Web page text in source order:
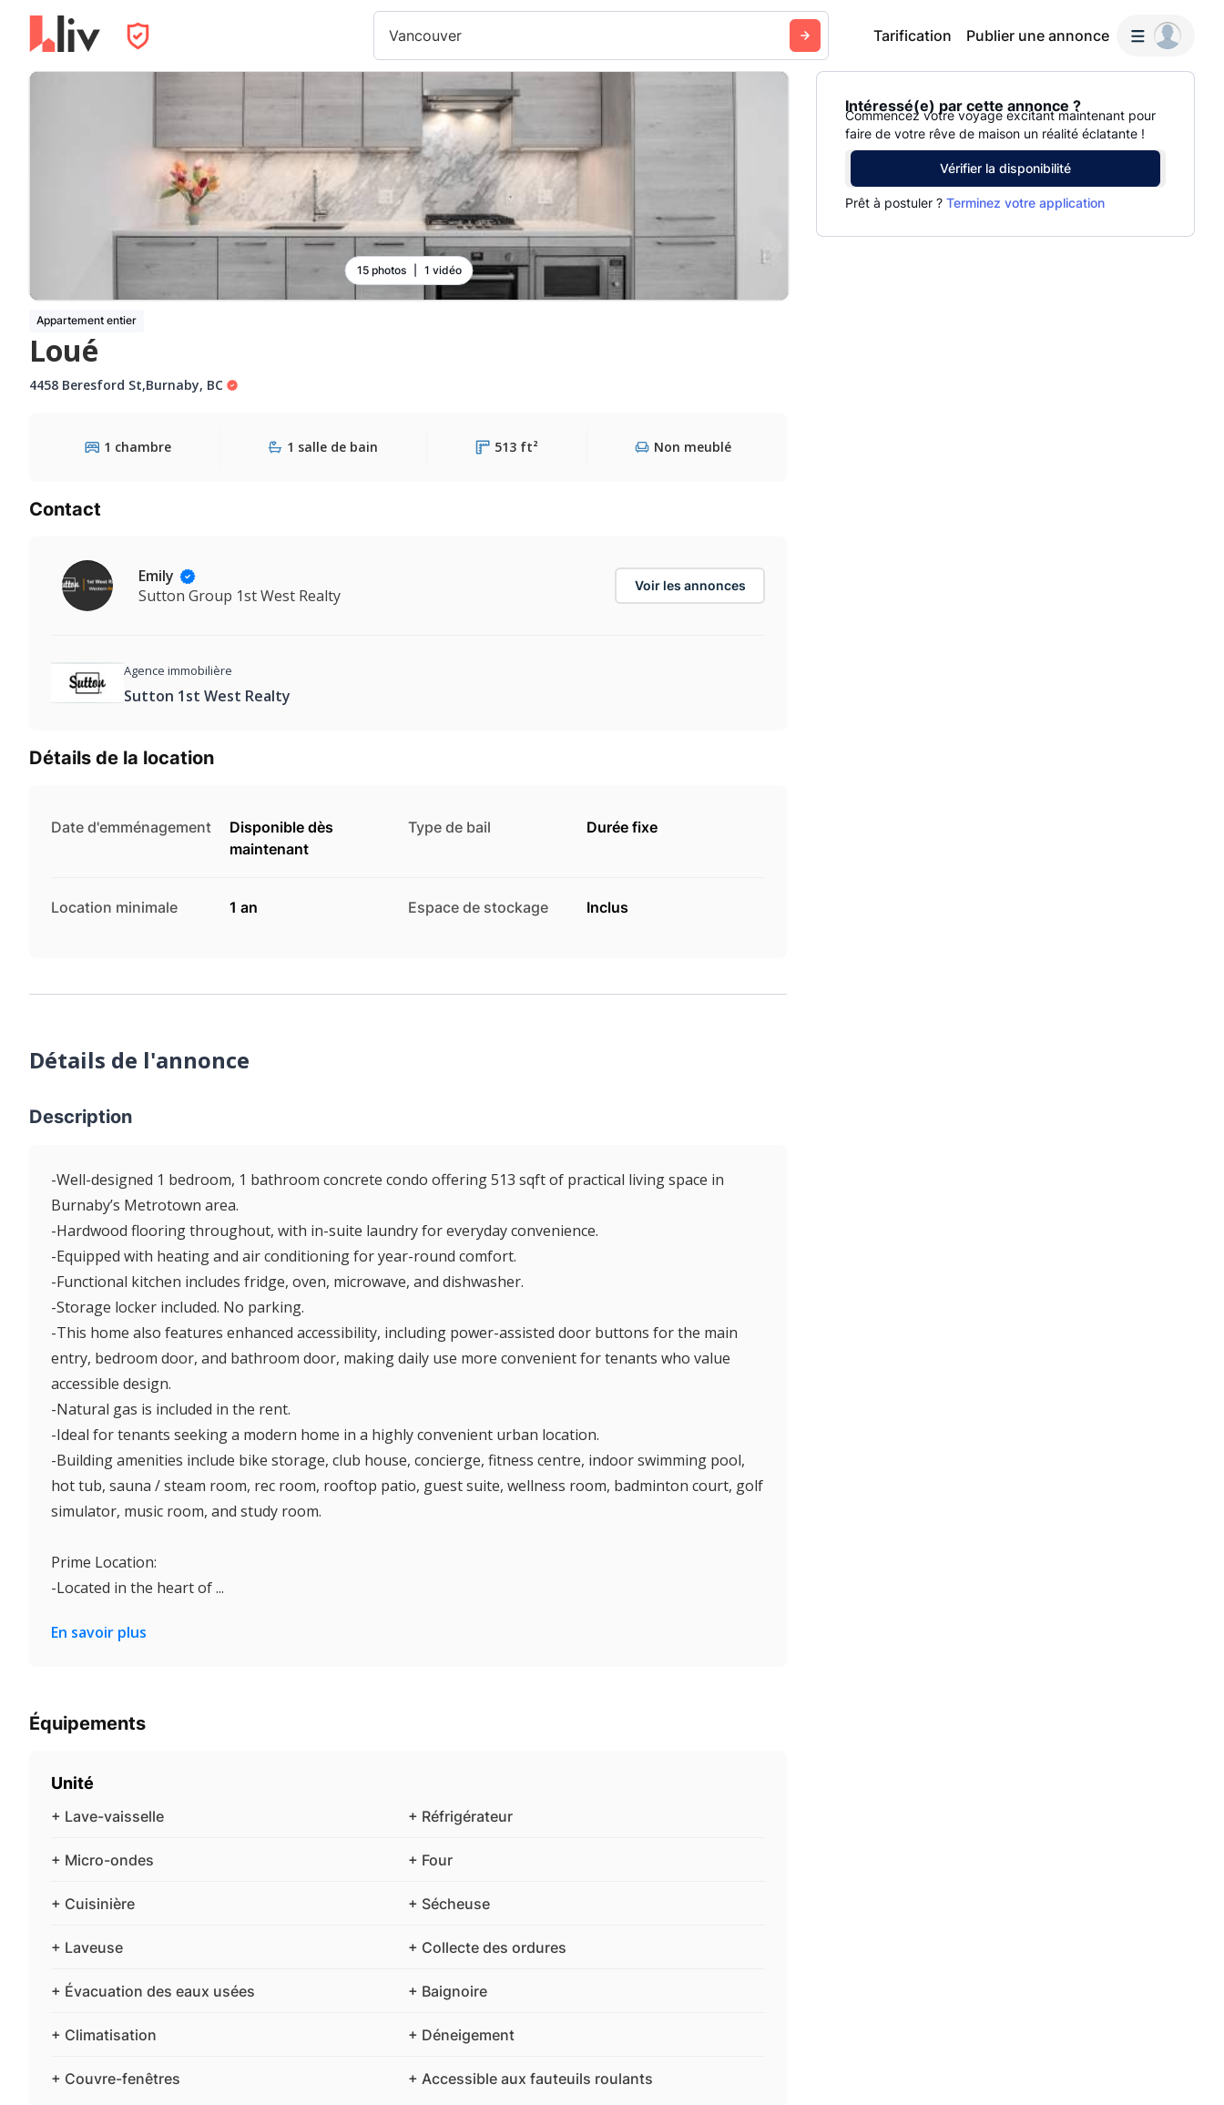
Vancouver Tarification Publier une annonce
15 photos 1 vidéo
Appartement entier
Loué
4458 Beresford St,Burnaby, BC
1 chambre 1 salle de bain 513 ft² Non meublé
Contact
Emily
Sutton Group 1st West Realty
Voir les annonces
Agence immobilière
Sutton 1st West Realty
Détails de la location
Date d'emménagement
Disponible dès
maintenant
Type de bail Durée fixe
Location minimale 1 an Espace de stockage Inclus
Détails de l'annonce
Description
-Well-designed 1 bedroom, 1 bathroom concrete condo offering 513 sqft of practical living space in
Burnaby’s Metrotown area.
-Hardwood flooring throughout, with in-suite laundry for everyday convenience.
-Equipped with heating and air conditioning for year-round comfort.
-Functional kitchen includes fridge, oven, microwave, and dishwasher.
-Storage locker included. No parking.
-This home also features enhanced accessibility, including power-assisted door buttons for the main
entry, bedroom door, and bathroom door, making daily use more convenient for tenants who value
accessible design.
-Natural gas is included in the rent.
-Ideal for tenants seeking a modern home in a highly convenient urban location.
-Building amenities include bike storage, club house, concierge, fitness centre, indoor swimming pool,
hot tub, sauna / steam room, rec room, rooftop patio, guest suite, wellness room, badminton court, golf
simulator, music room, and study room.
Prime Location:
-Located in the heart of ...
En savoir plus
Équipements
Unité
+ Lave-vaisselle + Réfrigérateur
+ Micro-ondes + Four
+ Cuisinière + Sécheuse
+ Laveuse + Collecte des ordures
+ Évacuation des eaux usées + Baignoire
+ Climatisation + Déneigement
+ Couvre-fenêtres + Accessible aux fauteuils roulants
Intéressé(e) par cette annonce ?
Commencez votre voyage excitant maintenant pour
faire de votre rêve de maison un réalité éclatante !
Vérifier la disponibilité
Prêt à postuler ? Terminez votre application